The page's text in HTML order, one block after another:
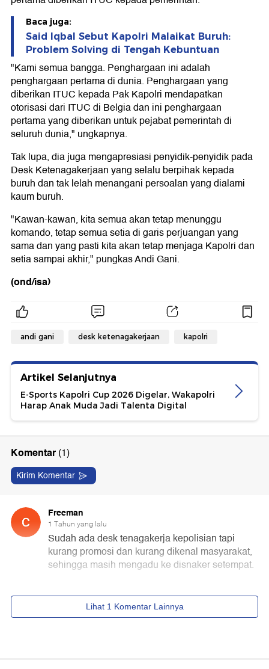
Baca juga:
Said Iqbal Sebut Kapolri Malaikat Buruh:
Problem Solving di Tengah Kebuntuan
"Kami semua bangga. Penghargaan ini adalah
penghargaan pertama di dunia. Penghargaan yang
diberikan ITUC kepada Pak Kapolri mendapatkan
otorisasi dari ITUC di Belgia dan ini penghargaan
pertama yang diberikan untuk pejabat pemerintah di
seluruh dunia," ungkapnya.
Tak lupa, dia juga mengapresiasi penyidik-penyidik pada
Desk Ketenagakerjaan yang selalu berpihak kepada
buruh dan tak lelah menangani persoalan yang dialami
kaum buruh.
"Kawan-kawan, kita semua akan tetap menunggu
komando, tetap semua setia di garis perjuangan yang
sama dan yang pasti kita akan tetap menjaga Kapolri dan
setia sampai akhir," pungkas Andi Gani.
(ond/isa)
andi gani desk ketenagakerjaan kapolri
Artikel Selanjutnya
E-Sports Kapolri Cup 2026 Digelar, Wakapolri
Harap Anak Muda Jadi Talenta Digital